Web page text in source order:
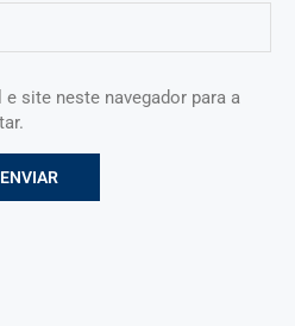
site neste navegador para a